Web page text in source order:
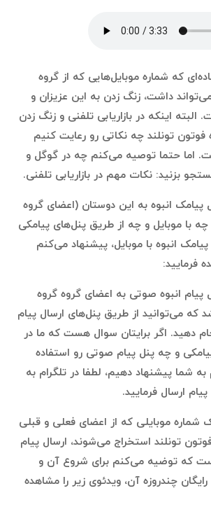
که شماره موبایل‌هایی که از گروه
داشت، زنگ زدن به این عزیزان و
البته اینکه در بازاریابی تلفنی و زنگ زدن
فوتون تونلند چه نکاتی رو رعایت کنیم
اما حتما توصیه می‌کنم چه در گوگل و
بزنید: نکات مهم در بازاریابی تلفنی.
پیامک انبوه به این دوستان (اعضای گروه
چه با موبایل و چه از طریق پنل‌های پیامکی
انبوه با موبایل، پیشنهاد می‌کنم
فرمایید:
پیام انبوه صوتی به اعضای گروه گروه
که می‌توانید از طریق پنل‌های ارسال پیام
دهید. اگر برایتان سوال هست که ما در
و چه پنل پیام صوتی رو استفاده
شما پیشنهاد دهیم، لطفا در تلگرام به
شماره موبایلی که از اعضای فعلی و قبلی
تونلند استخراج می‌شوند، ارسال پیام
که توضیه می‌کنم برای شروع آن و
چندروزه آن، ویدئوی زیر را مشاهده